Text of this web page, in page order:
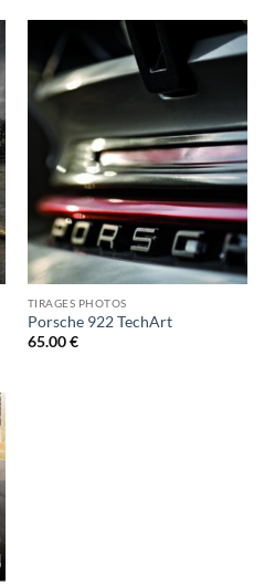
TIRAGES PHOTOS
Porsche 922 TechArt
65.00€